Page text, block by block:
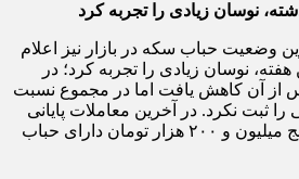
نوسان زیادی را تجربه کرد
وضعیت حباب سکه در بازار نیز اعلام
نوسان زیادی را تجربه کرد؛ در
آن کاهش یافت اما در مجموع نسبت
را ثبت نکرد. در آخرین معاملات پایانی
این هفته هر قطعه سکه پنج میلیون و ٢٠٠ هزار تومان دارای حباب